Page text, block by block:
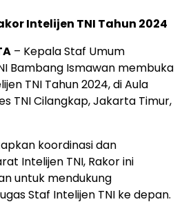
Intelijen TNI Tahun 2024
– Kepala Staf Umum
Bambang Ismawan membuka
TNI Tahun 2024, di Aula
TNI Cilangkap, Jakarta Timur,
koordinasi dan
Intelijen TNI, Rakor ini
untuk mendukung
Staf Intelijen TNI ke depan.